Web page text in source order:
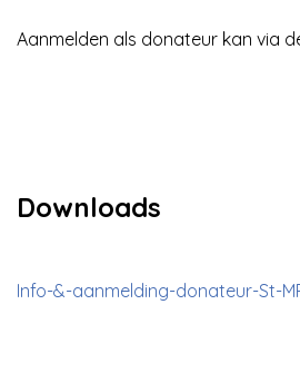
Aanmelden als donateur kan via
Downloads
Info-&-aanmelding-donateur-St-